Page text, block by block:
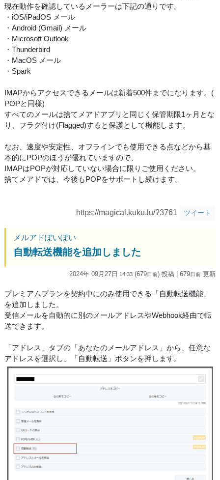
現在動作を確認しているメーラーは下記の通りです。
・iOS/iPadOS メール
・Android (Gmail) メール
・Microsoft Outlook
・Thunderbird
・MacOS メール
・Spark
IMAPからアクセスできるメールは新着500件までになります。(
POPと同様)
すべてのメールは捨てメアドアプリと同じく保管期限1ヶ月とな
り、フラグ付け(Flagged)すると保護として機能します。
なお、速度や安定性、オフラインでも使用できる点などから基
本的にPOPのほうが優れていますので、
IMAPはPOPが対応していない場合に限りご使用ください。
捨てメアドでは、今後もPOPをサポートし続けます。
https://magical.kuku.lu/?3761 ツイート
メルアドぽいぽい
自動転送機能を追加しました
2024年 09月27日 14:33 (679日前) 投稿 | 679日前 更新
プレミアムプランを契約中にのみ使用できる「自動転送機能」
を追加しました。
受信メールを自動的に別のメールアドレスやWebhook経由で転
送できます。
「アドレス」タブの「あなたのメールアドレス」から、任意な
アドレスを選択し、「自動転送」ボタンを押します。